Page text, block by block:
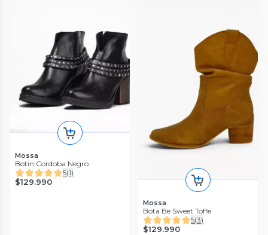
Mossa
Botin Cordoba Negro
5(1)
$129.990
Mossa
Bota Be Sweet Toffe
5(3)
$129.990